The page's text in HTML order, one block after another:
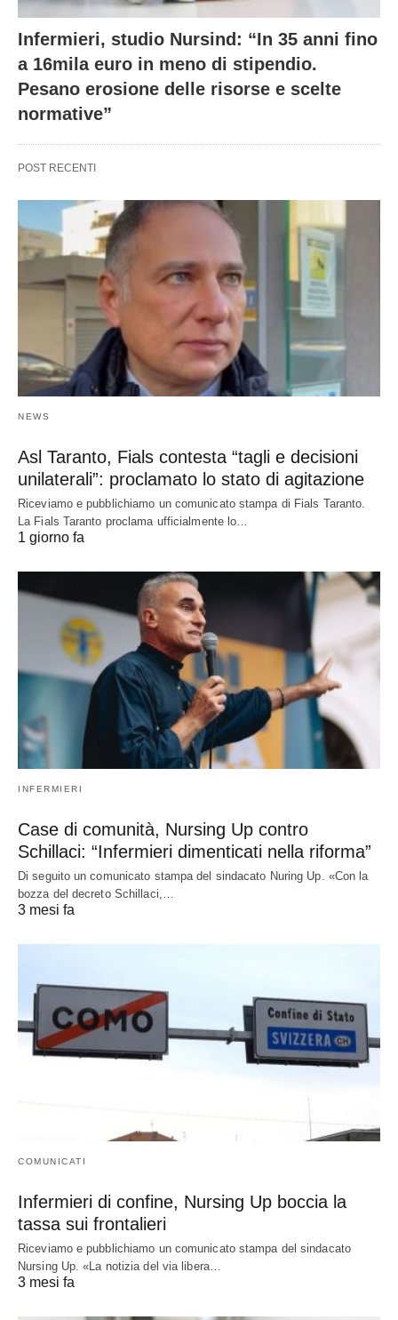
Infermieri, studio Nursind: “In 35 anni fino
a 16mila euro in meno di stipendio.
Pesano erosione delle risorse e scelte
normative”
POST RECENTI
NEWS
Asl Taranto, Fials contesta “tagli e decisioni
unilaterali”: proclamato lo stato di agitazione
Riceviamo e pubblichiamo un comunicato stampa di Fials Taranto.
La Fials Taranto proclama ufficialmente lo…
1 giorno fa
INFERMIERI
Case di comunità, Nursing Up contro
Schillaci: “Infermieri dimenticati nella riforma”
Di seguito un comunicato stampa del sindacato Nuring Up. «Con la
bozza del decreto Schillaci,…
3 mesi fa
COMUNICATI
Infermieri di confine, Nursing Up boccia la
tassa sui frontalieri
Riceviamo e pubblichiamo un comunicato stampa del sindacato
Nursing Up. «La notizia del via libera…
3 mesi fa